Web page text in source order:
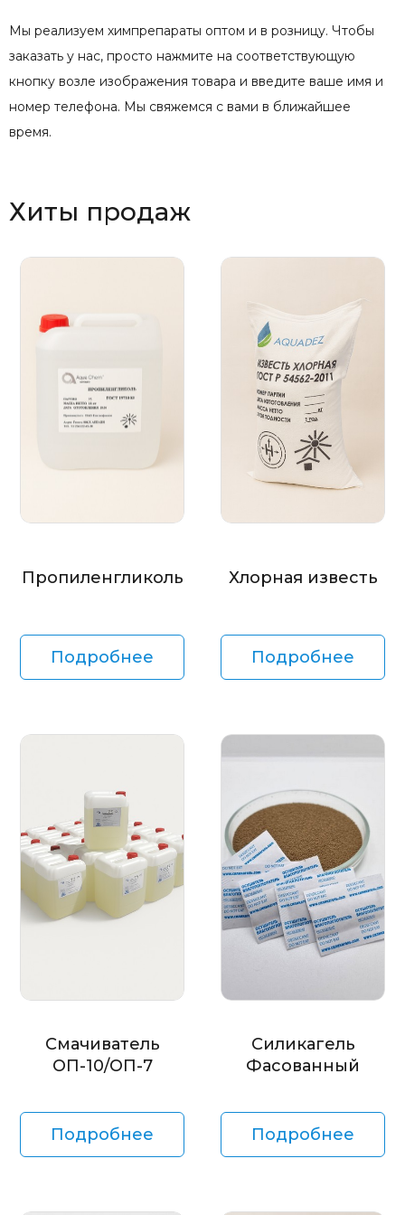
Мы реализуем химпрепараты оптом и в розницу. Чтобы
заказать у нас, просто нажмите на соответствующую
кнопку возле изображения товара и введите ваше имя и
номер телефона. Мы свяжемся с вами в ближайшее
время.
Хиты продаж
Пропиленгликоль
Подробнее
Хлорная известь
Подробнее
Смачиватель
ОП-10/ОП-7
Подробнее
Силикагель
Фасованный
Подробнее